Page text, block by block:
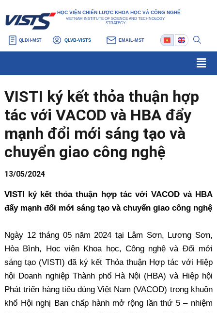
tới
nội
dung
HỌC VIỆN CHIẾN LƯỢC KHOA HỌC VÀ CÔNG NGHỆ
VIETNAM INSTITUTE OF SCIENCE AND TECHNOLOGY
STRATEGY
QLĐH-MST QLVB-VISTS EMAIL-MST
VISTI ký kết thỏa thuận hợp
tác với VACOD và HBA đẩy
mạnh đổi mới sáng tạo và
chuyển giao công nghệ
13/05/2024
VISTI ký kết thỏa thuận hợp tác với VACOD và HBA
đẩy mạnh đổi mới sáng tạo và chuyển giao công nghệ
Ngày 12 tháng 05 năm 2024 tại Lâm Sơn, Lương Sơn,
Hòa Bình, Học viện Khoa học, Công nghệ và Đổi mới
sáng tạo (VISTI) đã ký kết Thỏa thuận Hợp tác với Hiệp
hội Doanh nghiệp Thành phố Hà Nội (HBA) và Hiệp hội
Phát triển hàng tiêu dùng Việt Nam (VACOD) trong khuôn
khổ Hội nghị Ban chấp hành mở rộng lần thứ 5 – nhiệm
hướng
bài
viết